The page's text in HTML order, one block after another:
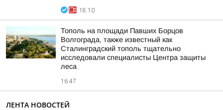
18:10
Тополь на площади Павших Борцов
Волгограда, также известный как
Сталинградский тополь тщательно
исследовали специалисты Центра защиты
леса
16:47
ЛЕНТА НОВОСТЕЙ